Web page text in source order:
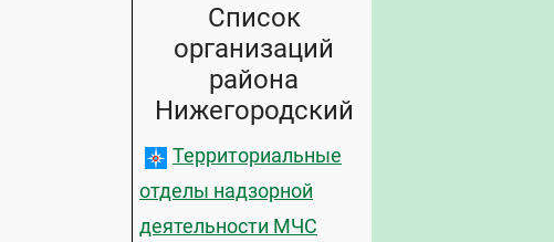
Список
организаций
района
Нижегородский
Территориальные
отделы надзорной
деятельности МЧС